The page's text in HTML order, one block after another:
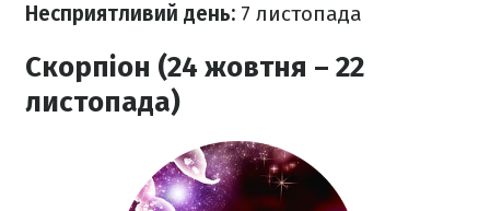
Несприятливий день: 7 листопада
Скорпіон (24 жовтня – 22
листопада)